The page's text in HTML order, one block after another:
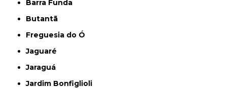
Barra Funda
Butantã
Freguesia do Ó
Jaguaré
Jaraguá
Jardim Bonfiglioli